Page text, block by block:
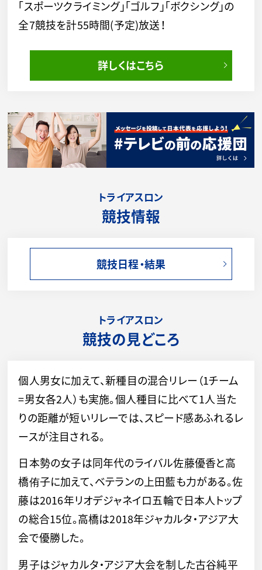
「スポーツクライミング」「ゴルフ」「ボクシング」の
全7競技を計55時間(予定)放送！
詳しくはこちら
トライアスロン
競技情報
競技日程・結果
トライアスロン
競技の見どころ
個人男女に加えて、新種目の混合リレー（1チーム
=男女各2人）も実施。個人種目に比べて1人当た
りの距離が短いリレーでは、スピード感あふれるレ
ースが注目される。
日本勢の女子は同年代のライバル佐藤優香と高
橋侑子に加えて、ベテランの上田藍も力がある。佐
藤は2016年リオデジャネイロ五輪で日本人トップ
の総合15位。高橋は2018年ジャカルタ・アジア大
会で優勝した。
男子はジャカルタ・アジア大会を制した古谷純平